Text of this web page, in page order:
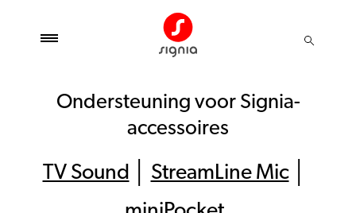
Ondersteuning voor Signia-
accessoires
TV Sound StreamLine Mic│